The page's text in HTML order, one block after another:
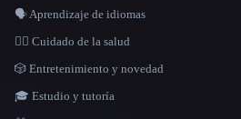
🗣️ Aprendizaje de idiomas
👩‍⚕️ Cuidado de la salud
🎲 Entretenimiento y novedad
🎓 Estudio y tutoría